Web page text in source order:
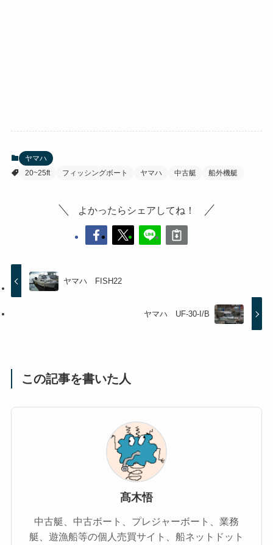
ヤマハ
20~25ft
フィッシングボート ヤマハ 中古艇 船外機艇
よかったらシェアしてね！
ヤマハ FISH22
ヤマハ UF-30-I/B
この記事を書いた人
髙木悟
中古艇、中古ボート、プレジャーボート、業務
艇、遊漁船等の個人売買サイト、船ネットドット